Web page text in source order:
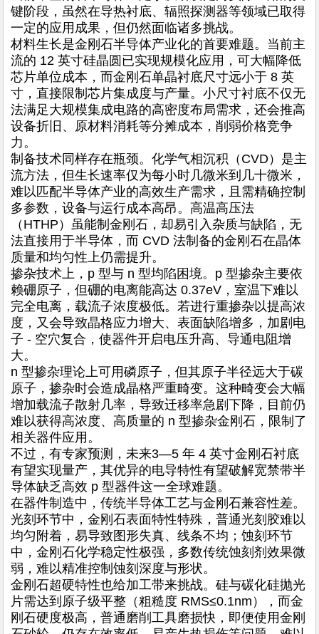
键阶段，虽然在导热衬底、辐照探测器等领域已取得
一定的应用成果，但仍然面临诸多挑战。
材料生长是金刚石半导体产业化的首要难题。当前主
流的 12 英寸硅晶圆已实现规模化应用，可大幅降低
芯片单位成本，而金刚石单晶衬底尺寸远小于 8 英
寸，直接限制芯片集成度与产量。小尺寸衬底不仅无
法满足大规模集成电路的高密度布局需求，还会推高
设备折旧、原材料消耗等分摊成本，削弱价格竞争
力。
制备技术同样存在瓶颈。化学气相沉积（CVD）是主
流方法，但生长速率仅为每小时几微米到几十微米，
难以匹配半导体产业的高效生产需求，且需精确控制
多参数，设备与运行成本高昂。高温高压法
（HTHP）虽能制金刚石，却易引入杂质与缺陷，无
法直接用于半导体，而 CVD 法制备的金刚石在晶体
质量和均匀性上仍需提升。
掺杂技术上，p 型与 n 型均陷困境。p 型掺杂主要依
赖硼原子，但硼的电离能高达 0.37eV，室温下难以
完全电离，载流子浓度极低。若进行重掺杂以提高浓
度，又会导致晶格应力增大、表面缺陷增多，加剧电
子 - 空穴复合，使器件开启电压升高、导通电阻增
大。
n 型掺杂理论上可用磷原子，但其原子半径远大于碳
原子，掺杂时会造成晶格严重畸变。这种畸变会大幅
增加载流子散射几率，导致迁移率急剧下降，目前仍
难以获得高浓度、高质量的 n 型掺杂金刚石，限制了
相关器件应用。
不过，有专家预测，未来3—5 年 4 英寸金刚石衬底
有望实现量产，其优异的电导特性有望破解宽禁带半
导体缺乏高效 p 型器件这一全球难题。
在器件制造中，传统半导体工艺与金刚石兼容性差。
光刻环节中，金刚石表面特性特殊，普通光刻胶难以
均匀附着，易导致图形失真、线条不均；蚀刻环节
中，金刚石化学稳定性极强，多数传统蚀刻剂效果微
弱，难以精准控制蚀刻深度与形状。
金刚石超硬特性也给加工带来挑战。硅与碳化硅抛光
片需达到原子级平整（粗糙度 RMS≤0.1nm），而金
刚石硬度极高，普通磨削工具磨损快，即便使用金刚